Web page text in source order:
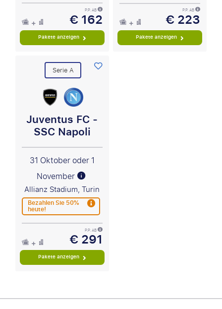
P.P. AB
€ 162
Pakete anzeigen
P.P. AB
€ 223
Pakete anzeigen
Serie A
Juventus FC -
SSC Napoli
31 Oktober oder 1
November
Allianz Stadium, Turin
Bezahlen Sie 50%
heute!
P.P. AB
€ 291
Pakete anzeigen